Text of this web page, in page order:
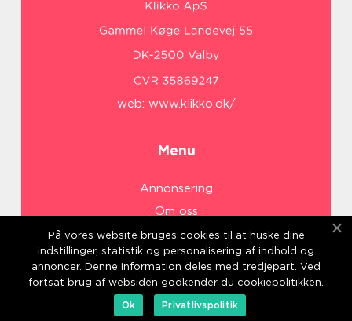
web: www.klikko.dk/
Menu
Annonsering
Om oss
Cookies
Kontakta oss
Sitemap
På vores website bruges cookies til at huske dine
indstillinger, statistik og personalisering af indhold og
annoncer. Denne information deles med tredjepart. Ved
fortsat brug af websiden godkender du cookiepolitikken.
Ok
Privatlivspolitik